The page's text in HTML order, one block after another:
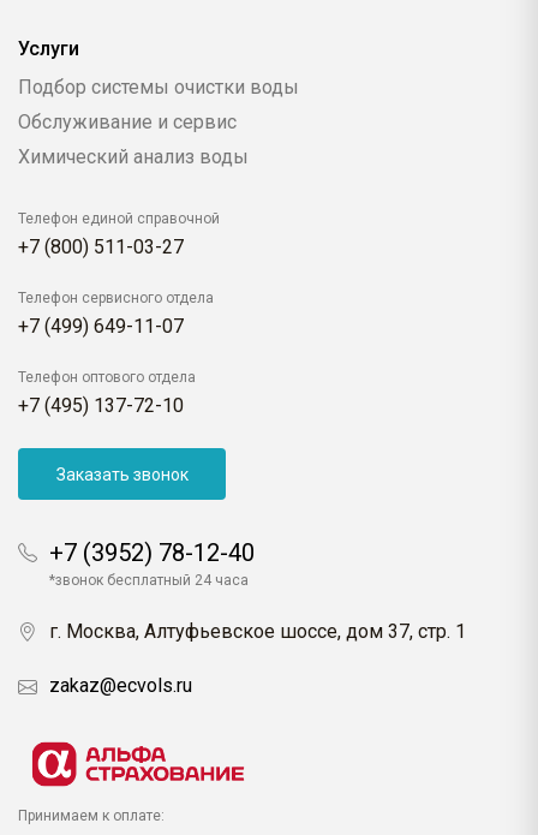
Услуги
Подбор системы очистки воды
Обслуживание и сервис
Химический анализ воды
Телефон единой справочной
+7 (800) 511-03-27
Телефон сервисного отдела
+7 (499) 649-11-07
Телефон оптового отдела
+7 (495) 137-72-10
Заказать звонок
+7 (3952) 78-12-40
*звонок бесплатный 24 часа
г. Москва, Алтуфьевское шоссе, дом 37, стр. 1
zakaz@ecvols.ru
Принимаем к оплате: